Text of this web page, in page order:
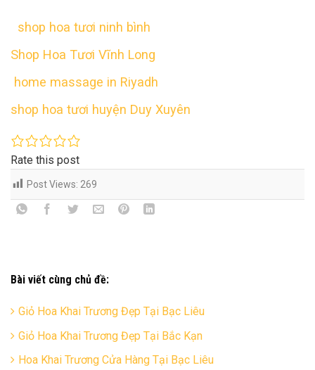
shop hoa tươi ninh bình
Shop Hoa Tươi Vĩnh Long
home massage in Riyadh
shop hoa tươi huyện Duy Xuyên
Rate this post
Post Views: 269
Bài viết cùng chủ đề:
Giỏ Hoa Khai Trương Đẹp Tại Bạc Liêu
Giỏ Hoa Khai Trương Đẹp Tại Bắc Kạn
Hoa Khai Trương Cửa Hàng Tại Bạc Liêu